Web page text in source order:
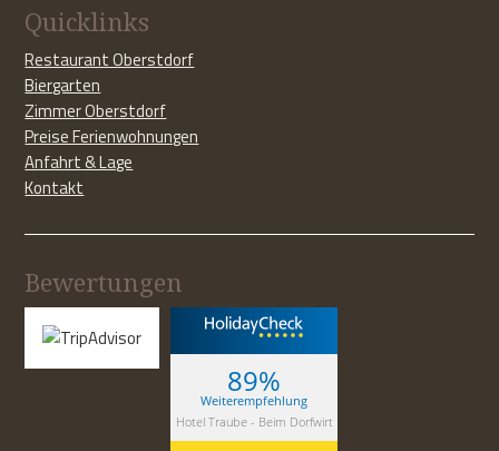
Quicklinks
Restaurant Oberstdorf
Biergarten
Zimmer Oberstdorf
Preise Ferienwohnungen
Anfahrt & Lage
Kontakt
Bewertungen
89%
Weiterempfehlung
Hotel Traube - Beim Dorfwirt